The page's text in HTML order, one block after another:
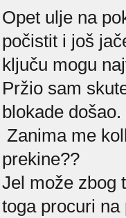
Opet ulje na
počistit i još
ključu mogu
Pržio sam
blokade došao.
Zanima me
prekine??
Jel može zbog
toga procuri